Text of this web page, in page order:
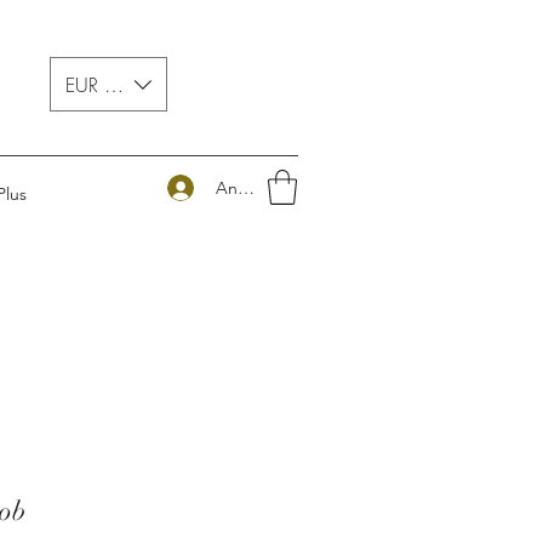
EUR (€)
Anmelden